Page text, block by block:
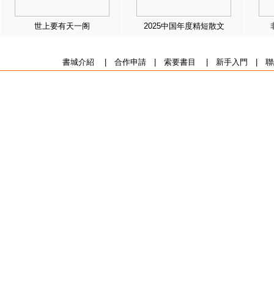
世上要有天一阁 2025中国年度精短散文
書城介紹 合作申請| 索要書目 新手入門